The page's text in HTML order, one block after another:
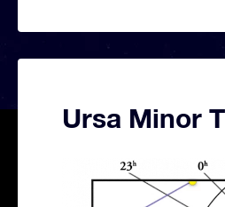
Ursa Minor